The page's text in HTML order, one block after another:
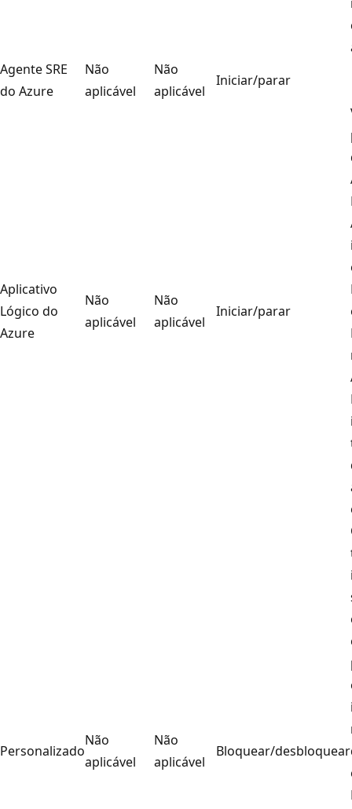
Agente SRE
do Azure
Não
aplicável
Não
aplicável
Iniciar/parar
Aplicativo
Lógico do
Azure
Não
aplicável
Não
aplicável
Iniciar/parar
Personalizado
Não
aplicável
Não
aplicável
Bloquear/desbloquear